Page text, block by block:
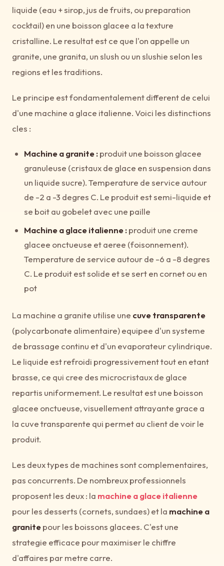
liquide (eau + sirop, jus de fruits, ou preparation
cocktail) en une boisson glacee a la texture
cristalline. Le resultat est ce que l'on appelle un
granite, une granita, un slush ou un slushie selon les
regions et les traditions.
Le principe est fondamentalement different de celui
d'une machine a glace italienne. Voici les distinctions
cles :
Machine a granite :produit une boisson glacee
granuleuse (cristaux de glace en suspension dans
un liquide sucre). Temperature de service autour
de -2 a -3 degres C. Le produit est semi-liquide et
se boit au gobelet avec une paille
Machine a glace italienne :produit une creme
glacee onctueuse et aeree (foisonnement).
Temperature de service autour de -6 a -8 degres
C. Le produit est solide et se sert en cornet ou en
pot
La machine a granite utilise une cuve transparente
(polycarbonate alimentaire) equipee d'un systeme
de brassage continu et d'un evaporateur cylindrique.
Le liquide est refroidi progressivement tout en etant
brasse, ce qui cree des microcristaux de glace
repartis uniformement. Le resultat est une boisson
glacee onctueuse, visuellement attrayante grace a
la cuve transparente qui permet au client de voir le
produit.
Les deux types de machines sont complementaires,
pas concurrents. De nombreux professionnels
proposent les deux : la machine a glace italienne
pour les desserts (cornets, sundaes) et la machine a
granitepour les boissons glacees. C'est une
strategie efficace pour maximiser le chiffre
d'affaires par metre carre.